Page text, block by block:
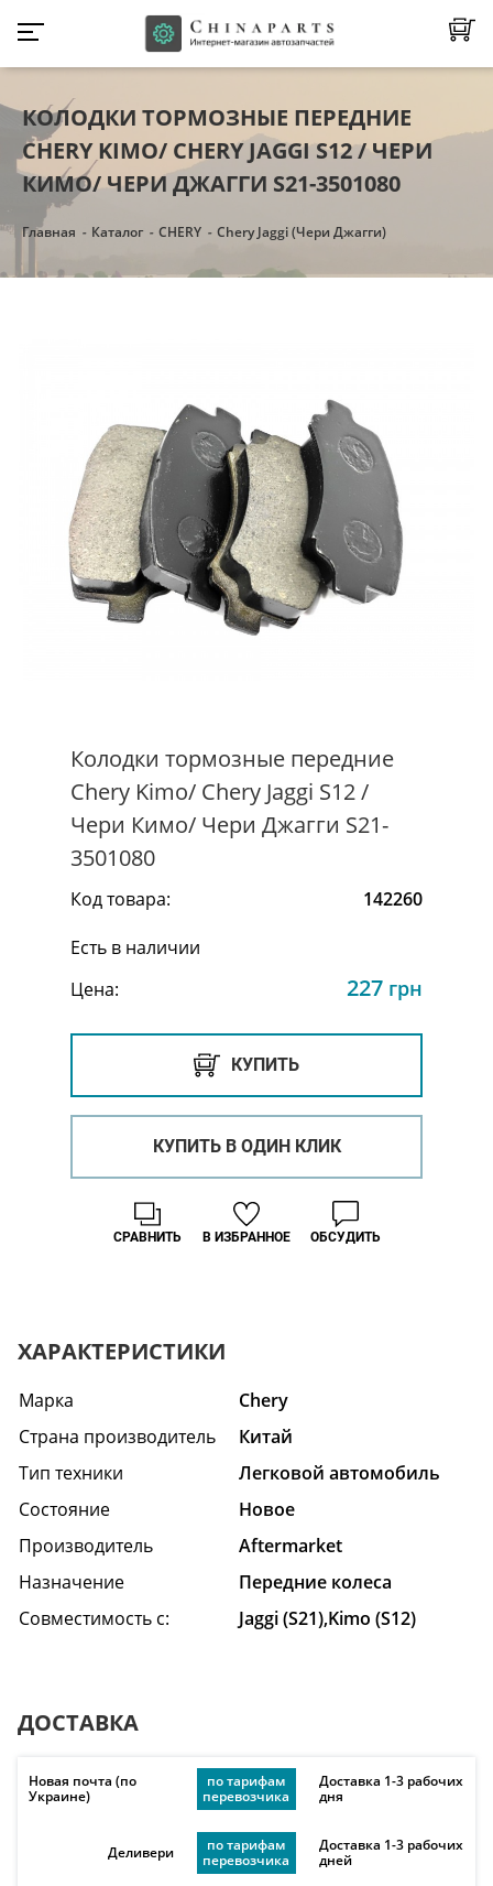
КОЛОДКИ ТОРМОЗНЫЕ ПЕРЕДНИЕ
CHERY KIMO/ CHERY JAGGI S12 / ЧЕРИ
КИМО/ ЧЕРИ ДЖАГГИ S21-3501080
Главная Каталог CHERY Chery Jaggi (Чери Джагги)
Колодки тормозные передние
Chery Kimo/ Chery Jaggi S12 /
Чери Кимо/ Чери Джагги S21-
3501080
Код товара:
142260
Есть в наличии
Цена:
227 грн
КУПИТЬ
КУПИТЬ В ОДИН КЛИК
В ИЗБРАННОЕ
СРАВНИТЬ ОБСУДИТЬ
ХАРАКТЕРИСТИКИ
Марка
Chery
Страна производитель
Китай
Тип техники
Легковой автомобиль
Состояние
Hовое
Производитель
Aftermarket
Назначение
Передние колеса
Совместимость с:
Jaggi (S21),Kimo (S12)
ДОСТАВКА
Новая почта (по
Украине)
по тарифам
перевозчика
Доставка 1-3 рабочих
дня
Деливери
по тарифам
перевозчика
Доставка 1-3 рабочих
дней